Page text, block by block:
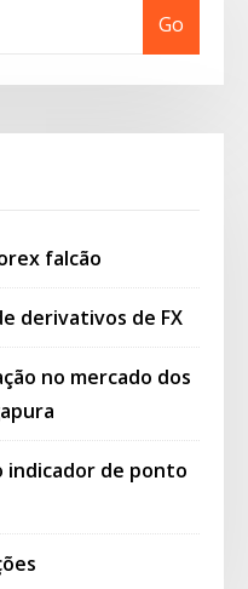
Go
falcão
derivativos de FX
no mercado dos
indicador de ponto